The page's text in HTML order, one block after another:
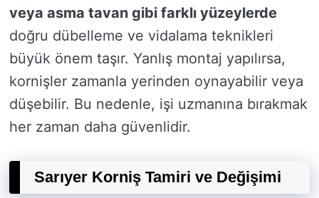
veya asma tavan gibi farklı yüzeylerde
doğru dübelleme ve vidalama teknikleri
büyük önem taşır. Yanlış montaj yapılırsa,
kornişler zamanla yerinden oynayabilir veya
düşebilir. Bu nedenle, işi uzmanına bırakmak
her zaman daha güvenlidir.
Sarıyer Korniş Tamiri ve Değişimi